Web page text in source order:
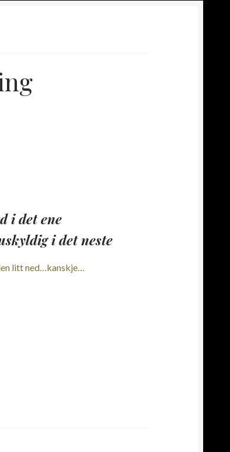
i det ene
i det neste
litt ned…kanskje…